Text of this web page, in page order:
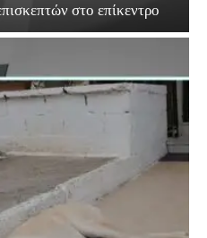
στο επίκεντρο